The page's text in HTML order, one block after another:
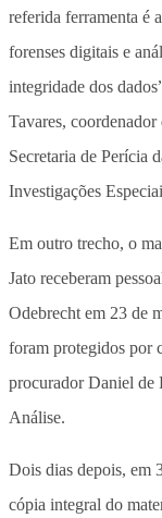
referida ferramenta é
forenses digitais e
integridade dos
Tavares,
Secretaria de Perícia
Investigações
Em outro trecho, o
Jato receberam
Odebrecht em 23 de
foram protegidos por
procurador Daniel de
Análise.
Dois dias depois, em
cópia integral do